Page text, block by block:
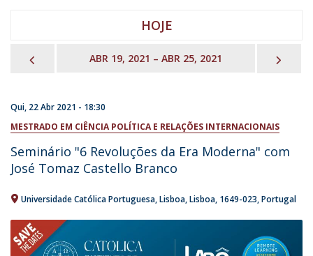
HOJE
PREVIOUSABR 19, 2021 – ABR 25, 2021
Qui, 22 Abr 2021 - 18:30
MESTRADO EM CIÊNCIA POLÍTICA E RELAÇÕES INTERNACIONAIS
Seminário "6 Revoluções da Era Moderna" com
José Tomaz Castello Branco
Universidade Católica Portuguesa Lisboa Lisboa 1649-023 Portugal